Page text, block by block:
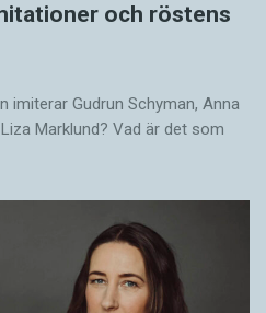
och röstens
imiterar Gudrun Schyman, Anna
Marklund? Vad är det som